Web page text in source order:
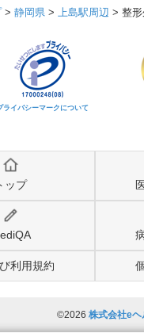
> 静岡県 > 上島駅周辺 > 整
ライバシーマークについて
ップ
利用規約
©2026 株式会社eヘ